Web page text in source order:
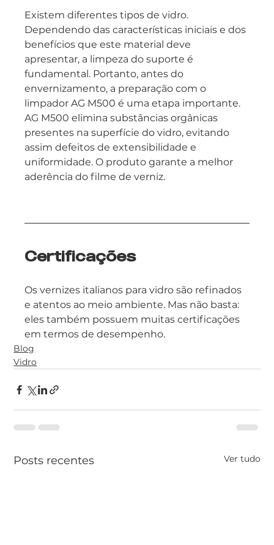
Existem diferentes tipos de vidro.
Dependendo das características iniciais e dos
benefícios que este material deve
apresentar, a limpeza do suporte é
fundamental. Portanto, antes do
envernizamento, a preparação com o
limpador AG M500 é uma etapa importante.
AG M500 elimina substâncias orgânicas
presentes na superfície do vidro, evitando
assim defeitos de extensibilidade e
uniformidade. O produto garante a melhor
aderência do filme de verniz.
Certificações
Os vernizes italianos para vidro são refinados
e atentos ao meio ambiente. Mas não basta:
eles também possuem muitas certificações
em termos de desempenho.
Blog
Vidro
Posts recentes Ver tudo